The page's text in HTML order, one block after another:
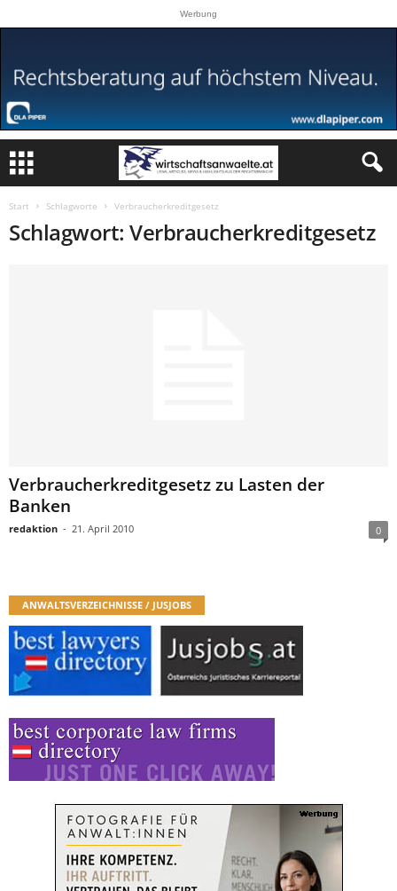
Werbung
Start Schlagworte Verbraucherkreditgesetz
Schlagwort: Verbraucherkreditgesetz
Verbraucherkreditgesetz zu Lasten der
Banken
redaktion - 21. April 2010 0
ANWALTSVERZEICHNISSE / JUSJOBS